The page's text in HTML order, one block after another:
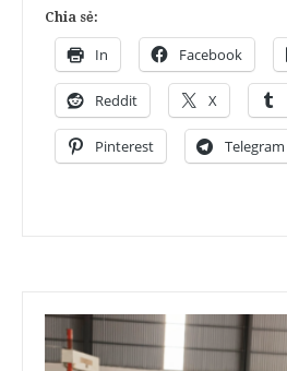
Chia sẻ:
In Facebook
Reddit X
Pinterest Telegram